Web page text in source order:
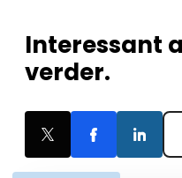
Interessant
verder.